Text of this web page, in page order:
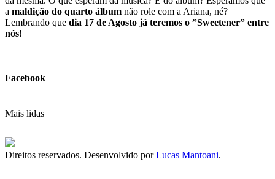
a maldição do quarto álbum não role com a Ariana, né?
Lembrando que dia 17 de Agosto já teremos o ”Sweetener” entre
nós!
Facebook
Mais lidas
Direitos reservados. Desenvolvido porLucas Mantoani.